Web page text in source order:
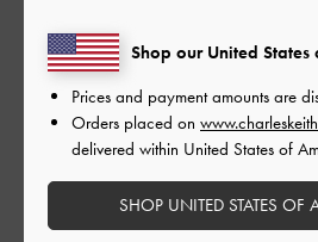
ご利用者様
シルバーが欲しく
とても軽くて使いやすいです。斜め掛
Shop our United States
Prices and payment amounts are
Orders placed on
delivered within United States of
SHOP UNITED STATES OF